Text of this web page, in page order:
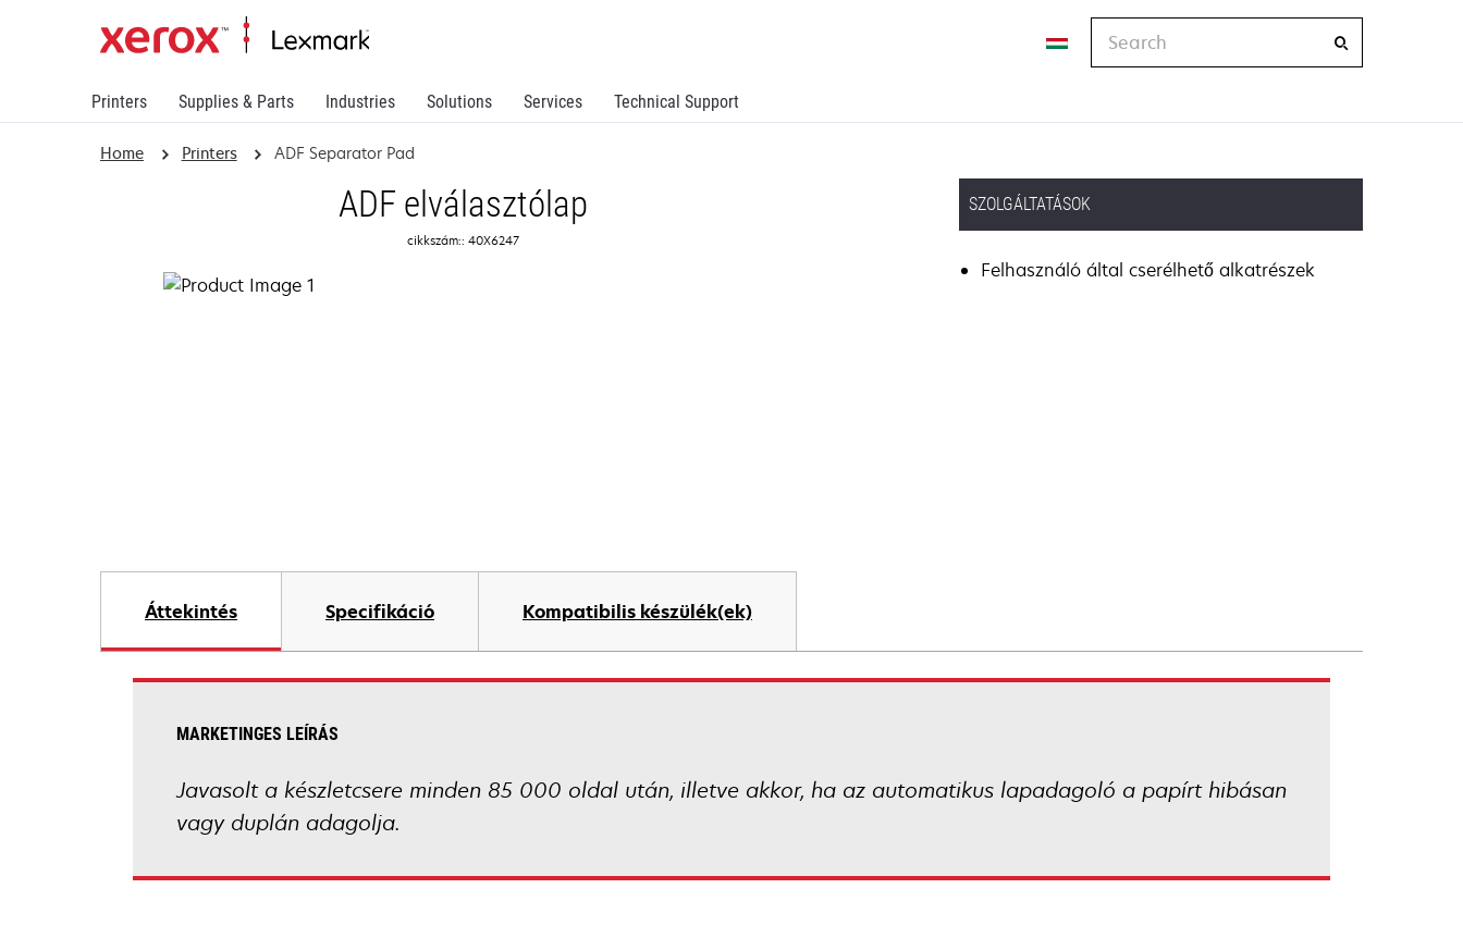
Printers Supplies & Parts Industries Solutions Services Technical Support
Home Printers ADF Separator Pad
ADF elválasztólap
cikkszám:: 40X6247
SZOLGÁLTATÁSOK
Felhasználó által cserélhető alkatrészek
Áttekintés Specifikáció Kompatibilis készülék(ek)
MARKETINGES LEÍRÁS
Javasolt a készletcsere minden 85 000 oldal után, illetve akkor, ha az automatikus lapadagoló a papírt hibásan
vagy duplán adagolja.